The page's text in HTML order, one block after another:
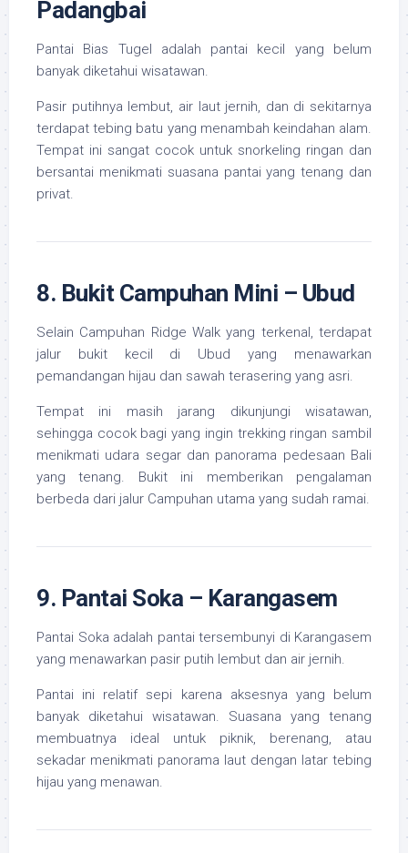
Padangbai
Pantai Bias Tugel adalah pantai kecil yang belum
banyak diketahui wisatawan.
Pasir putihnya lembut, air laut jernih, dan di sekitarnya
terdapat tebing batu yang menambah keindahan alam.
Tempat ini sangat cocok untuk snorkeling ringan dan
bersantai menikmati suasana pantai yang tenang dan
privat.
8. Bukit Campuhan Mini – Ubud
Selain Campuhan Ridge Walk yang terkenal, terdapat
jalur bukit kecil di Ubud yang menawarkan
pemandangan hijau dan sawah terasering yang asri.
Tempat ini masih jarang dikunjungi wisatawan,
sehingga cocok bagi yang ingin trekking ringan sambil
menikmati udara segar dan panorama pedesaan Bali
yang tenang. Bukit ini memberikan pengalaman
berbeda dari jalur Campuhan utama yang sudah ramai.
9. Pantai Soka – Karangasem
Pantai Soka adalah pantai tersembunyi di Karangasem
yang menawarkan pasir putih lembut dan air jernih.
Pantai ini relatif sepi karena aksesnya yang belum
banyak diketahui wisatawan. Suasana yang tenang
membuatnya ideal untuk piknik, berenang, atau
sekadar menikmati panorama laut dengan latar tebing
hijau yang menawan.